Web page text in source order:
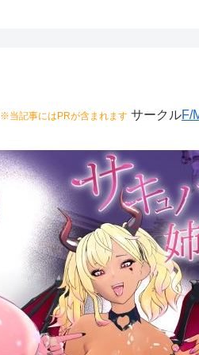
※当記事にはPRが含まれます サークルF/